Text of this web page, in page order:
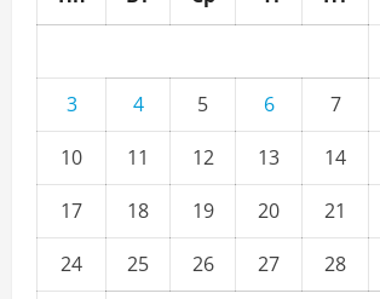
3
4 5 6 7
10
11 12 13 14
17
18 19 20 21
24
25 26 27 28